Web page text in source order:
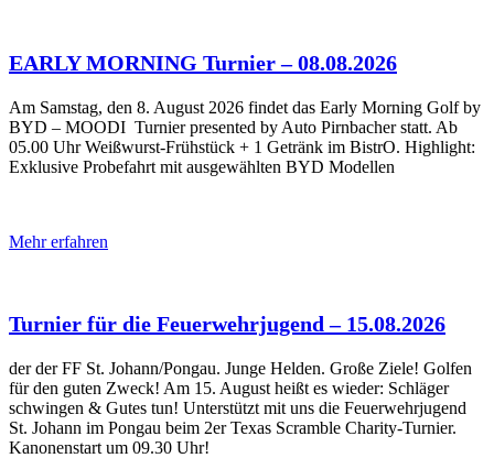
EARLY MORNING Turnier – 08.08.2026
Am Samstag, den 8. August 2026 findet das Early Morning Golf by
BYD – MOODI Turnier presented by Auto Pirnbacher statt. Ab
05.00 Uhr Weißwurst-Frühstück + 1 Getränk im BistrO. Highlight:
Exklusive Probefahrt mit ausgewählten BYD Modellen
Mehr erfahren
Turnier für die Feuerwehrjugend – 15.08.2026
der der FF St. Johann/Pongau. Junge Helden. Große Ziele! Golfen
für den guten Zweck! Am 15. August heißt es wieder: Schläger
schwingen & Gutes tun! Unterstützt mit uns die Feuerwehrjugend
St. Johann im Pongau beim 2er Texas Scramble Charity-Turnier.
Kanonenstart um 09.30 Uhr!